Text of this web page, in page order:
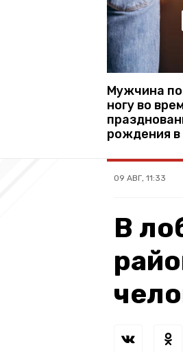
Мужчина
ногу во
рождения в
09 АВГ, 11:33
В